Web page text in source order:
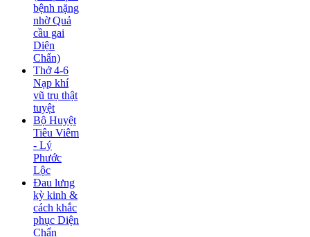
bệnh nặng
nhờ Quả
cầu gai
Diện
Chẩn)
Thở 4-6
Nạp khí
vũ trụ thật
tuyệt
Bộ Huyệt
Tiêu Viêm
- Lý
Phước
Lộc
Đau lưng
kỳ kinh &
cách khắc
phục Diện
Chẩn